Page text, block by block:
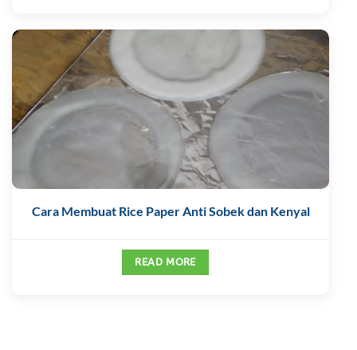
Cara Membuat Rice Paper Anti Sobek dan Kenyal
READ MORE